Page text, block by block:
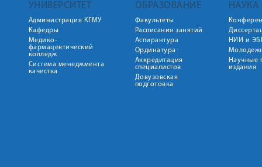
УНИВЕРСИТЕТ
Администрация КГМУ
Кафедры
Медико-
фармацевтический
колледж
Система менеджмента
качества
ОБРАЗОВАНИЕ
Факультеты
Расписания занятий
Аспирантура
Ординатура
Аккредитация
специалистов
Довузовская
подготовка
НАУКА
НИИ и
Научные
издания